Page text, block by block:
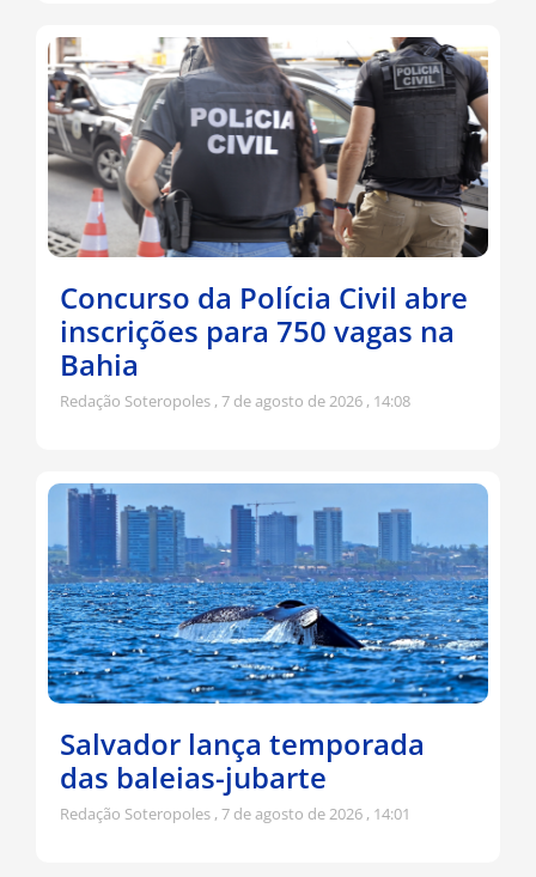
Concurso da Polícia Civil abre
inscrições para 750 vagas na
Bahia
Redação Soteropoles 7 de agosto de 2026 14:08
Salvador lança temporada
das baleias-jubarte
Redação Soteropoles 7 de agosto de 2026 14:01